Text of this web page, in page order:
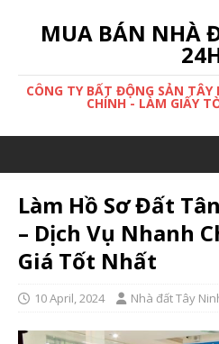
MUA BÁN NHÀ
CÔNG TY BẤT ĐỘNG SẢN
CHÍNH - LÀM GIẤY
Làm Hồ Sơ Đất
– Dịch Vụ Nhanh
Giá Tốt Nhất
10 April, 2024 Nhà đất Tây